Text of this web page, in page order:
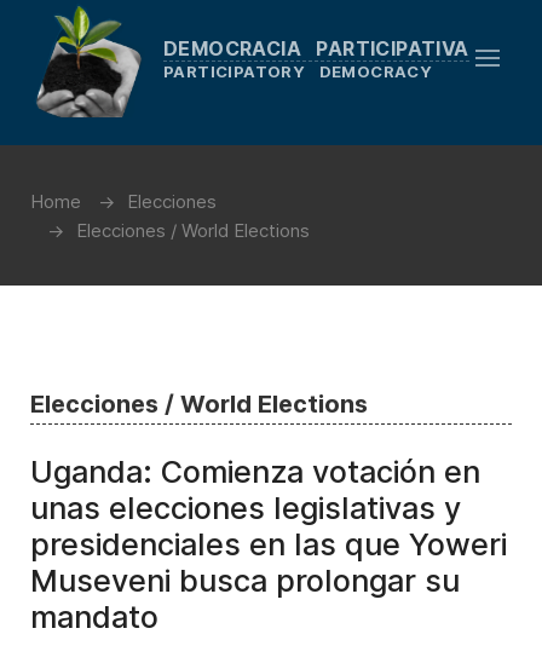
DEMOCRACIA PARTICIPATIVA
PARTICIPATORY DEMOCRACY
Home
Elecciones
Elecciones / World Elections
Elecciones / World Elections
Uganda: Comienza votación en
unas elecciones legislativas y
presidenciales en las que Yoweri
Museveni busca prolongar su
mandato